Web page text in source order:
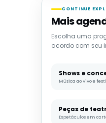
CONTINUE
Mais
Escolha uma
acordo com seu
Shows e
Música ao vivo e
Peças de
Espetáculos em